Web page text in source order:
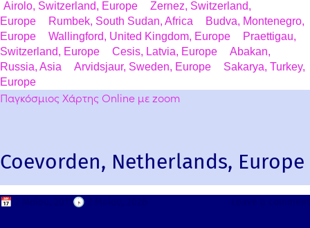
Airolo, Switzerland, Europe
Zernez, Switzerland,
Europe
Rumbek, South Sudan, Africa
Budva, Montenegro,
Europe
Wallingford, United Kingdom, Europe
Praettigau,
Switzerland, Europe
Cesis, Latvia, Europe
Abakan,
Russia, Asia
Arvidsjaur, Sweden, Europe
Sakarya, Turkey,
Europe
Παγκόσμιος Χάρτης Online με zoom
Coevorden, Netherlands, Europe
📅 🕟